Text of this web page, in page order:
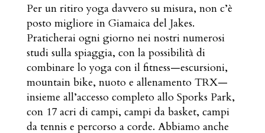
Per un ritiro yoga davvero su misura, non c’è
posto migliore in Giamaica del Jakes.
Praticherai ogni giorno nei nostri numerosi
studi sulla spiaggia, con la possibilità di
combinare lo yoga con il fitness—escursioni,
mountain bike, nuoto e allenamento TRX—
insieme all’accesso completo allo Sporks Park,
con 17 acri di campi, campi da basket, campi
da tennis e percorso a corde. Abbiamo anche